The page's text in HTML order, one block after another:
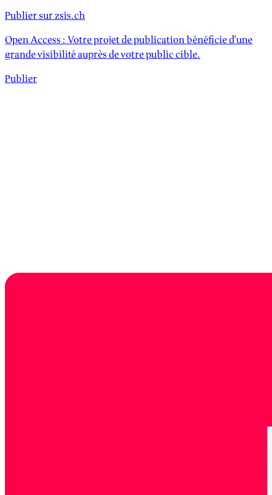
Publier sur zsis.ch
Open Access : Votre projet de publication bénéficie d'une
grande visibilité auprès de votre public cible.
Publier